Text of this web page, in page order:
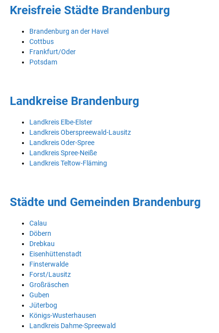
Kreisfreie Städte Brandenburg
Brandenburg an der Havel
Cottbus
Frankfurt/Oder
Potsdam
Landkreise Brandenburg
Landkreis Elbe-Elster
Landkreis Oberspreewald-Lausitz
Landkreis Oder-Spree
Landkreis Spree-Neiße
Landkreis Teltow-Fläming
Städte und Gemeinden Brandenburg
Calau
Döbern
Drebkau
Eisenhüttenstadt
Finsterwalde
Forst/Lausitz
Großräschen
Guben
Jüterbog
Königs-Wusterhausen
Landkreis Dahme-Spreewald